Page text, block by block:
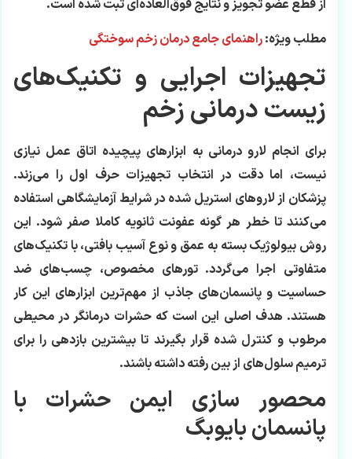
از قطع عضو تجویز و نتایج فوق‌العاده‌ای ثبت شده است.
مطلب ویژه:راهنمای جامع درمان زخم سوختگی
تجهیزات اجرایی و تکنیک‌های
زیست درمانی زخم
برای انجام لارو درمانی به ابزارهای پیچیده اتاق عمل نیازی
نیست، اما دقت در انتخاب تجهیزات حرف اول را می‌زند.
پزشکان از لاروهای استریل شده در شرایط آزمایشگاهی استفاده
می‌کنند تا خطر هر گونه عفونت ثانویه کاملا صفر شود. این
روش بیولوژیک بسته به عمق و نوع آسیب بافتی، با تکنیک‌های
متفاوتی اجرا می‌گردد. تورهای مخصوص، چسب‌های ضد
حساسیت و پانسمان‌های جاذب از مهم‌ترین ابزارهای این کار
هستند. هدف اصلی این است که حشرات درمانگر در محیطی
مرطوب و کنترل شده قرار بگیرند تا بیشترین بازدهی را برای
ترمیم سلول‌های از بین رفته داشته باشند.
محصور سازی ایمن حشرات با
پانسمان بایوبگ